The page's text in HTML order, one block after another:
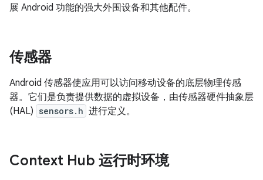
展 Android 功能的强大外围设备和其他配件。
传感器
Android 传感器使应用可以访问移动设备的底层物理传感
器。它们是负责提供数据的虚拟设备，由传感器硬件抽象层
(HAL) sensors.h 进行定义。
Context Hub 运行时环境